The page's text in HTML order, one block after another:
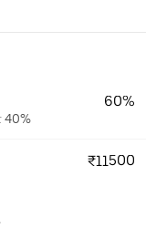
40%
60%
₹11500